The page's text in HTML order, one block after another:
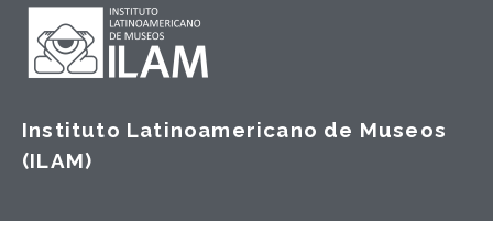
Instituto Latinoamericano de Museos
(ILAM)